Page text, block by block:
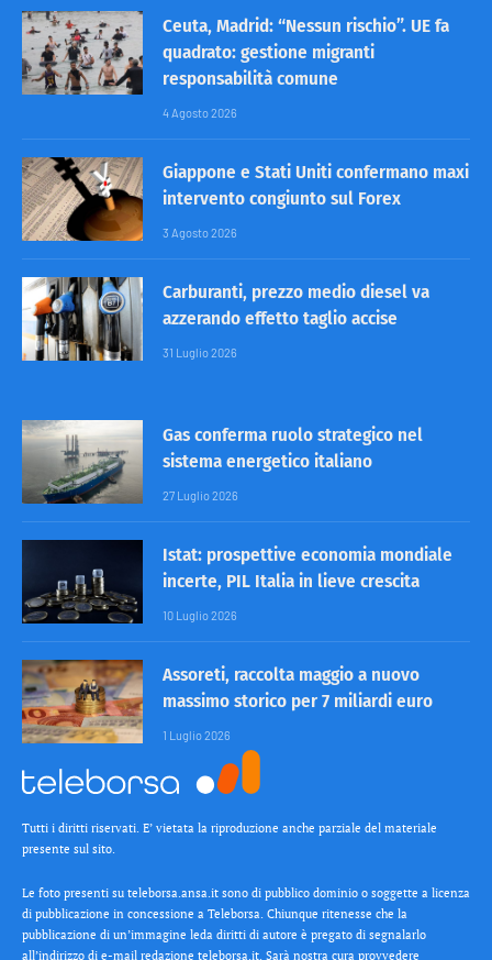
Ceuta, Madrid: “Nessun rischio”. UE fa
quadrato: gestione migranti
responsabilità comune
4 Agosto 2026
Giappone e Stati Uniti confermano maxi
intervento congiunto sul Forex
3 Agosto 2026
Carburanti, prezzo medio diesel va
azzerando effetto taglio accise
31 Luglio 2026
Gas conferma ruolo strategico nel
sistema energetico italiano
27 Luglio 2026
Istat: prospettive economia mondiale
incerte, PIL Italia in lieve crescita
10 Luglio 2026
Assoreti, raccolta maggio a nuovo
massimo storico per 7 miliardi euro
1 Luglio 2026
Tutti i diritti riservati. E’ vietata la riproduzione anche parziale del materiale
presente sul sito.
Le foto presenti su teleborsa.ansa.it sono di pubblico dominio o soggette a licenza
di pubblicazione in concessione a Teleborsa. Chiunque ritenesse che la
pubblicazione di un’immagine leda diritti di autore è pregato di segnalarlo
all’indirizzo di e-mail redazione teleborsa.it. Sarà nostra cura provvedere